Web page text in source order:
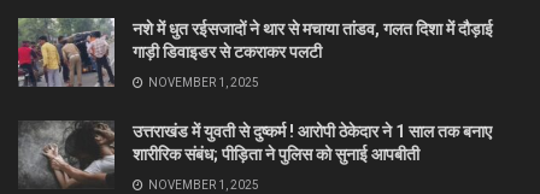
नशे में धुत रईसजादों ने थार से मचाया तांडव, गलत दिशा में दौड़ाई
गाड़ी डिवाइडर से टकराकर पलटी
NOVEMBER 1, 2025
उत्तराखंड में युवती से दुष्कर्म ! आरोपी ठेकेदार ने 1 साल तक बनाए
शारीरिक संबंध; पीड़िता ने पुलिस को सुनाई आपबीती
NOVEMBER 1, 2025